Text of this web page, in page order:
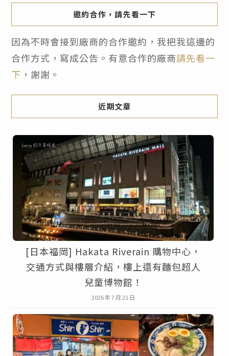
邀約合作，請先看一下
因為不時會接到廠商的合作邀約，我把我這邊的
合作方式，寫成公告。有意合作的廠商請先看一
下 ，謝謝。
近期文章
[日本福岡] Hakata Riverain 購物中心，
交通方式與樓層介紹，樓上還有麵包超人
兒童博物館！
2026 年 7 月 21 日